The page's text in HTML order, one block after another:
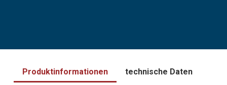
Produktinformationen technische Daten